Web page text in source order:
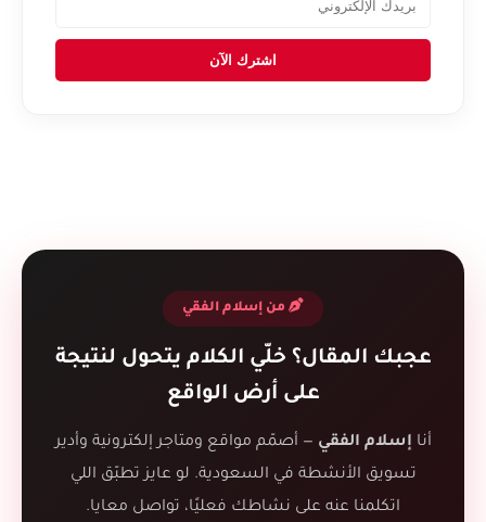
اشترك الآن
من إسلام الفقي
عجبك المقال؟ خلّي الكلام يتحول لنتيجة
على أرض الواقع
أنا إسلام الفقي — أصمّم مواقع ومتاجر إلكترونية وأدير
تسويق الأنشطة في السعودية. لو عايز تطبّق اللي
اتكلمنا عنه على نشاطك فعليًا، تواصل معايا.